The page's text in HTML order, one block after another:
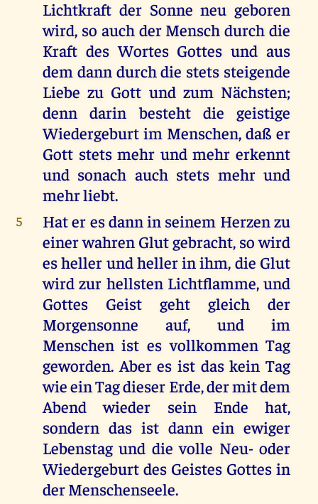
Lichtkraft der Sonne neu geboren
wird, so auch der Mensch durch die
Kraft des Wortes Gottes und aus
dem dann durch die stets steigende
Liebe zu Gott und zum Nächsten;
denn darin besteht die geistige
Wiedergeburt im Menschen, daß er
Gott stets mehr und mehr erkennt
und sonach auch stets mehr und
mehr liebt.
5
Hat er es dann in seinem Herzen zu
einer wahren Glut gebracht, so wird
es heller und heller in ihm, die Glut
wird zur hellsten Lichtflamme, und
Gottes Geist geht gleich der
Morgensonne auf, und im
Menschen ist es vollkommen Tag
geworden. Aber es ist das kein Tag
wie ein Tag dieser Erde, der mit dem
Abend wieder sein Ende hat,
sondern das ist dann ein ewiger
Lebenstag und die volle Neu- oder
Wiedergeburt des Geistes Gottes in
der Menschenseele.